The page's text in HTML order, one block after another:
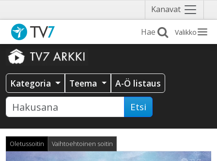
Kanavat Näytä
valikko
Valikko
Kategoria Teema A-Ö listaus
Etsi
Oletussoitin Vaihtoehtoinen soitin